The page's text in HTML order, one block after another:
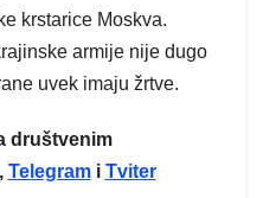
krstarice Moskva.
armije nije dugo
uvek imaju žrtve.
društvenim
Telegrami Tviter